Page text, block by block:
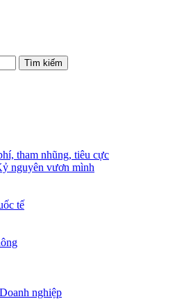
Tìm kiếm
tham nhũng, tiêu cực
nguyên vươn mình
tế
nghiệp